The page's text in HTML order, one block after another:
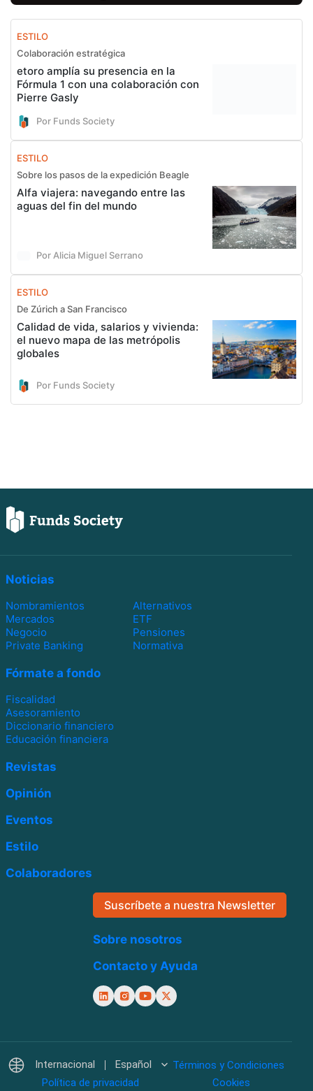
ESTILO
Colaboración estratégica
etoro amplía su presencia en la
Fórmula 1 con una colaboración con
Pierre Gasly
Por Funds Society
ESTILO
Sobre los pasos de la expedición Beagle
Alfa viajera: navegando entre las
aguas del fin del mundo
Por Alicia Miguel Serrano
ESTILO
De Zúrich a San Francisco
Calidad de vida, salarios y vivienda:
el nuevo mapa de las metrópolis
globales
Por Funds Society
Noticias
Nombramientos
Alternativos
Mercados
ETF
Negocio
Pensiones
Private Banking
Normativa
Fórmate a fondo
Fiscalidad
Asesoramiento
Diccionario financiero
Educación financiera
Revistas
Opinión
Eventos
Estilo
Colaboradores
Suscríbete a nuestra Newsletter
Sobre nosotros
Contacto y Ayuda
Internacional Español
Términos y Condiciones
Política de privacidad
Cookies